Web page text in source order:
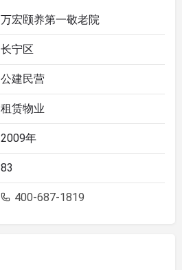
万宏颐养第一敬老院
长宁区
公建民营
租赁物业
2009年
83
400-687-1819